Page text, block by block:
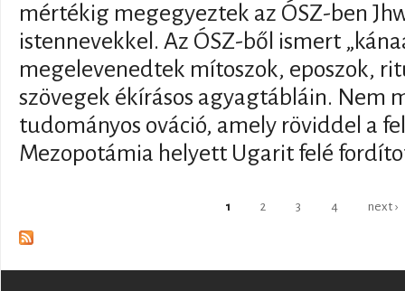
mértékig megegyeztek az ÓSZ-ben
istennevekkel. Az ÓSZ-ből ismert
megelevenedtek mítoszok, eposzok,
szövegek ékírásos agyagtábláin. Nem
tudományos ováció, amely röviddel a
Mezopotámia helyett Ugarit felé
1 2 3 4 next ›